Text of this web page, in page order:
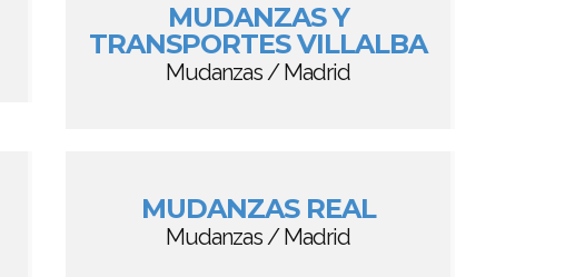
MUDANZAS Y
TRANSPORTES VILLALBA
Mudanzas / Madrid
MUDANZAS REAL
Mudanzas / Madrid